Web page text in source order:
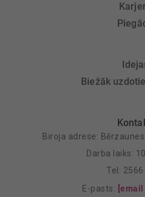
Biežāk
Biroja adrese:
Darba laiks:
Tel:
E-pasts: